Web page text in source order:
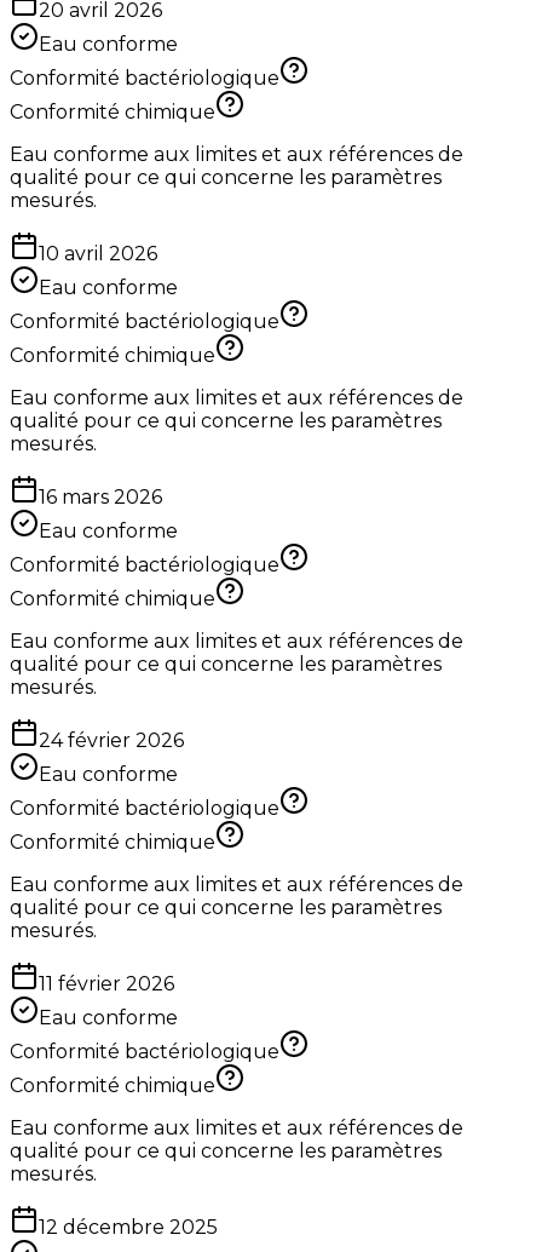
20 avril 2026
Eau conforme
Conformité bactériologique
Conformité chimique
Eau conforme aux limites et aux références de
qualité pour ce qui concerne les paramètres
mesurés.
10 avril 2026
Eau conforme
Conformité bactériologique
Conformité chimique
Eau conforme aux limites et aux références de
qualité pour ce qui concerne les paramètres
mesurés.
16 mars 2026
Eau conforme
Conformité bactériologique
Conformité chimique
Eau conforme aux limites et aux références de
qualité pour ce qui concerne les paramètres
mesurés.
24 février 2026
Eau conforme
Conformité bactériologique
Conformité chimique
Eau conforme aux limites et aux références de
qualité pour ce qui concerne les paramètres
mesurés.
11 février 2026
Eau conforme
Conformité bactériologique
Conformité chimique
Eau conforme aux limites et aux références de
qualité pour ce qui concerne les paramètres
mesurés.
12 décembre 2025